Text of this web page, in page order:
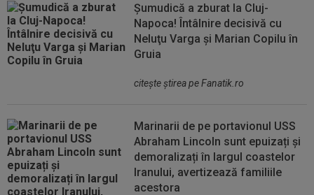
Șumudică a zburat la Cluj-
Napoca! Întâlnire decisivă cu
Neluţu Varga şi Marian Copilu în
Gruia
citeşte ştirea pe Fanatik.ro
Marinarii de pe portavionul USS
Abraham Lincoln sunt epuizați și
demoralizați în largul coastelor
Iranului, avertizează familiile
acestora